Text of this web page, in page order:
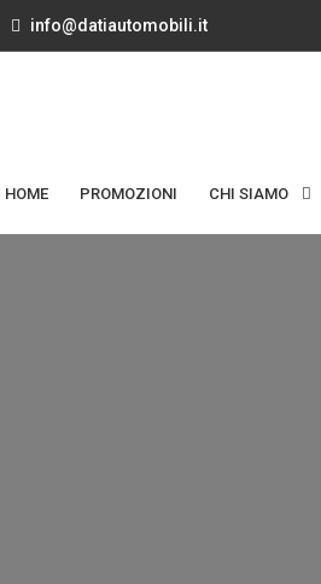
info@datiautomobili.it
HOME PROMOZIONI CHI SIAMO